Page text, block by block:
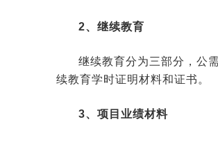
2、继续教育
继续教育分为三部分，公
续教育学时证明材料和证书。
3、项目业绩材料